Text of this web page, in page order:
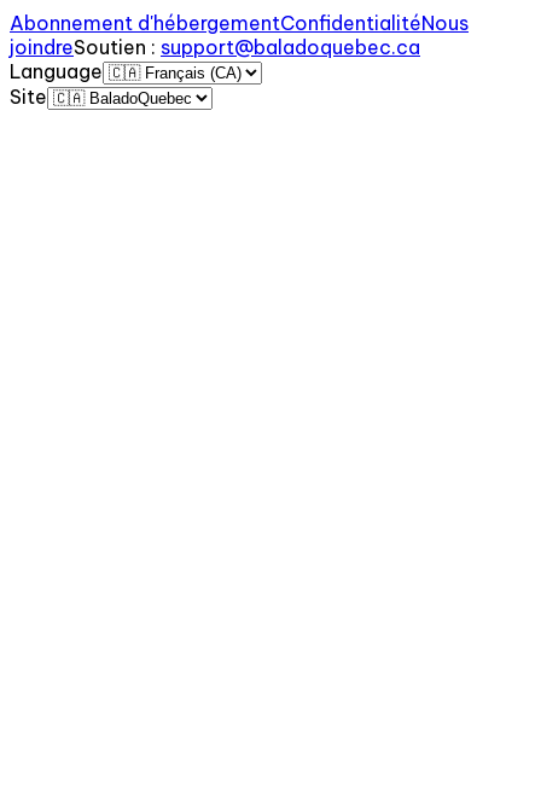
Abonnement d'hébergementConfidentialitéNous
joindreSoutien : support@baladoquebec.ca
Language
Site